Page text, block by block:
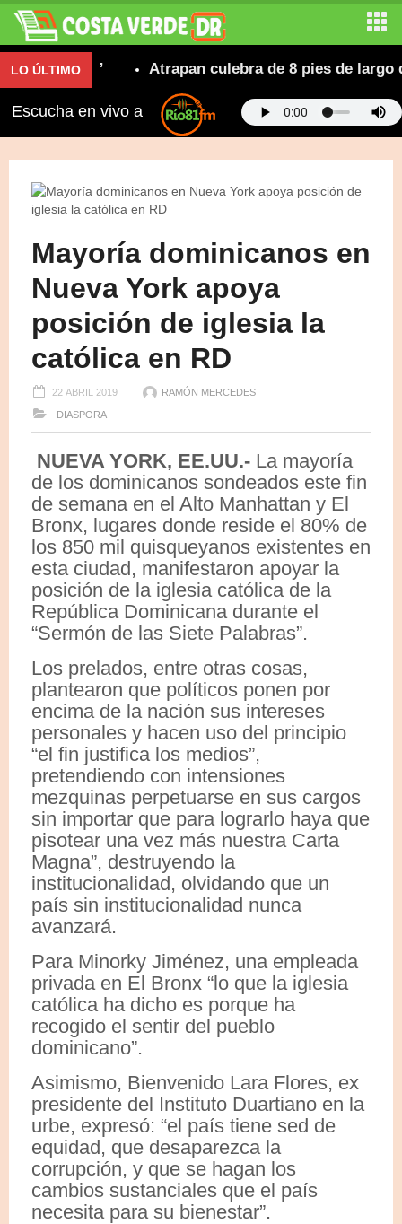
LO ÚLTIMO
2026” Atrapan culebra de 8 pies de largo
Escucha en vivo a
Mayoría dominicanos en
Nueva York apoya
posición de iglesia la
católica en RD
22 ABRIL 2019 RAMÓN MERCEDES
DIASPORA
NUEVA YORK, EE.UU.- La mayoría
de los dominicanos sondeados este fin
de semana en el Alto Manhattan y El
Bronx, lugares donde reside el 80% de
los 850 mil quisqueyanos existentes en
esta ciudad, manifestaron apoyar la
posición de la iglesia católica de la
República Dominicana durante el
“Sermón de las Siete Palabras”.
Los prelados, entre otras cosas,
plantearon que políticos ponen por
encima de la nación sus intereses
personales y hacen uso del principio
“el fin justifica los medios”,
pretendiendo con intensiones
mezquinas perpetuarse en sus cargos
sin importar que para lograrlo haya que
pisotear una vez más nuestra Carta
Magna”, destruyendo la
institucionalidad, olvidando que un
país sin institucionalidad nunca
avanzará.
Para Minorky Jiménez, una empleada
privada en El Bronx “lo que la iglesia
católica ha dicho es porque ha
recogido el sentir del pueblo
dominicano”.
Asimismo, Bienvenido Lara Flores, ex
presidente del Instituto Duartiano en la
urbe, expresó: “el país tiene sed de
equidad, que desaparezca la
corrupción, y que se hagan los
cambios sustanciales que el país
necesita para su bienestar”.